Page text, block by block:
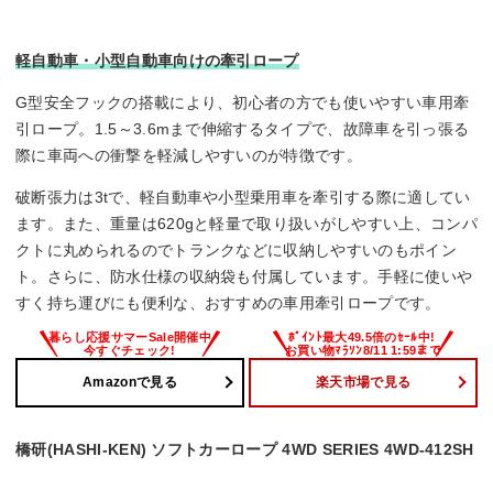
軽自動車・小型自動車向けの牽引ロープ
G型安全フックの搭載により、初心者の方でも使いやすい車用牽
引ロープ。1.5～3.6mまで伸縮するタイプで、故障車を引っ張る
際に車両への衝撃を軽減しやすいのが特徴です。
破断張力は3tで、軽自動車や小型乗用車を牽引する際に適してい
ます。また、重量は620gと軽量で取り扱いがしやすい上、コンパ
クトに丸められるのでトランクなどに収納しやすいのもポイン
ト。さらに、防水仕様の収納袋も付属しています。手軽に使いや
すく持ち運びにも便利な、おすすめの車用牽引ロープです。
Amazonで見る 楽天市場で見る
橋研(HASHI-KEN) ソフトカーロープ 4WD SERIES 4WD-412SH